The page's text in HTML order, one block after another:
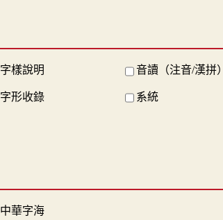
字樣說明 音讀（注音/漢拼）
字形收錄 系統
中華字海